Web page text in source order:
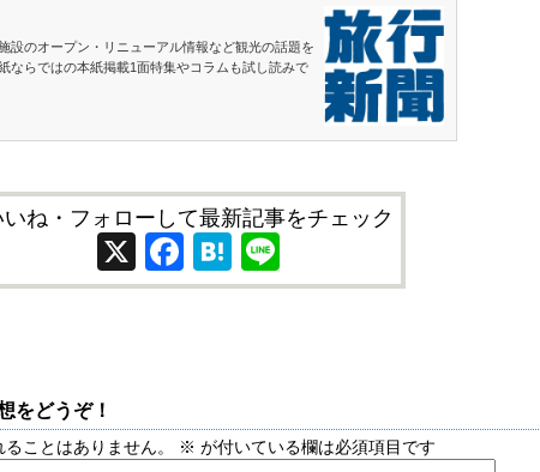
設のオープン・リニューアル情報など観光の話題を
ならではの本紙掲載1面特集やコラムも試し読みで
いね・フォローして最新記事をチェック
X Facebook
Hatena
をどうぞ！
ことはありません。 ※ が付いている欄は必須項目です